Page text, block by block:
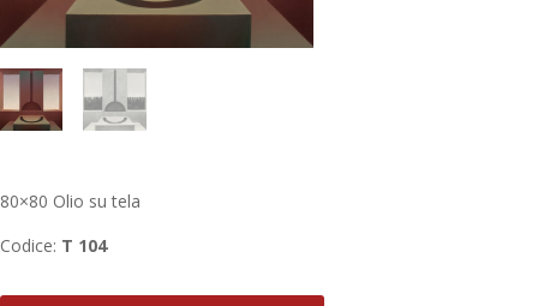
80×80 Olio su tela
Codice: T 104